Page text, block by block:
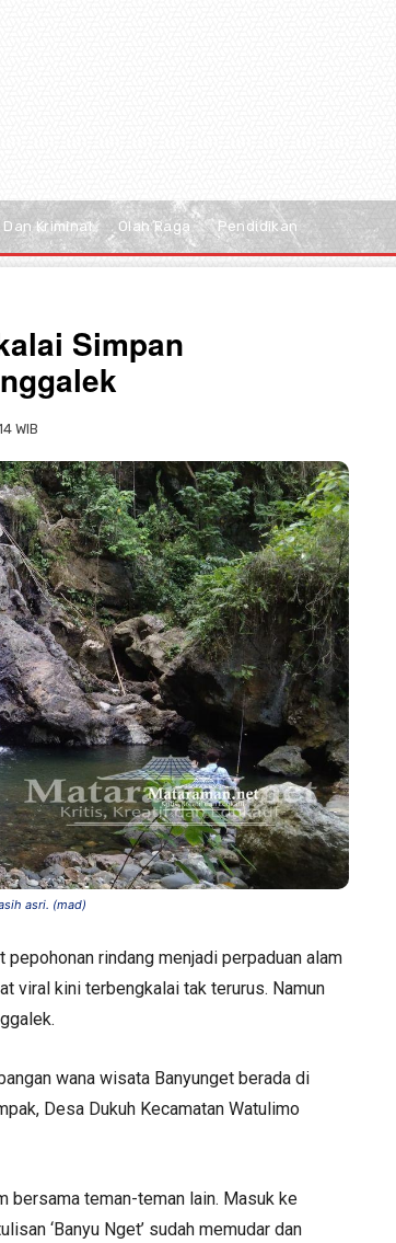
Dan Kriminal Olah Raga Pendidikan
Simpan
WIB
asri. (mad)
pepohonan rindang menjadi perpaduan alam
viral kini terbengkalai tak terurus. Namun
wana wisata Banyunget berada di
Desa Dukuh Kecamatan Watulimo
bersama teman-teman lain. Masuk ke
‘Banyu Nget’ sudah memudar dan